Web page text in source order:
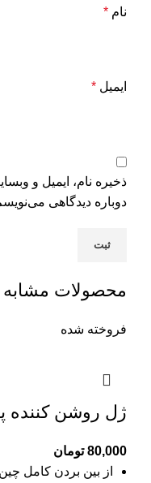
نام *
ایمیل *
ذخیره نام، ایمیل و
دوباره دیدگاهی
محصولات مشابه
فروخته شده
ژل روشن کننده
80,000 تومان
از بین بردن کامل